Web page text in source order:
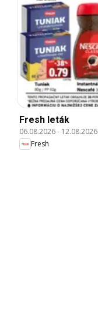
Fresh leták
06.08.2026- 12.08.2026
Fresh